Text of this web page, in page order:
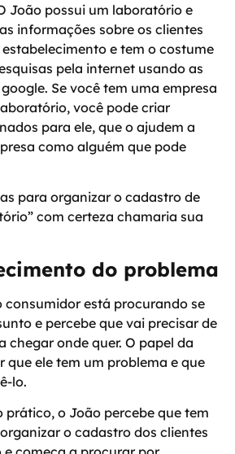
João possui um laboratório e
informações sobre os clientes
e tem o costume
pela internet usando as
Se você tem uma empresa
você pode criar
para ele, que o ajudem a
como alguém que pode
para organizar o cadastro de
com certeza chamaria sua
do problema
consumidor está procurando se
e percebe que vai precisar de
chegar onde quer. O papel da
que ele tem um problema e que
lo.
prático, o João percebe que tem
o cadastro dos clientes